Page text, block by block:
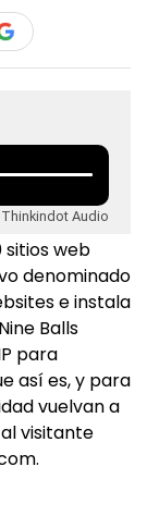
Audio
sitios web
denominado
e instala
Balls
para
así es, y para
vuelvan a
visitante